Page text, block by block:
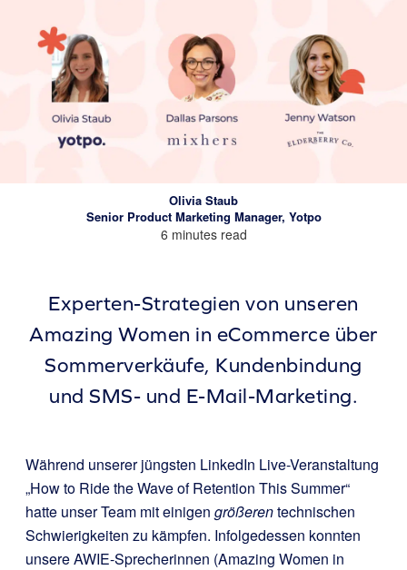
Olivia Staub
Senior Product Marketing Manager, Yotpo
6 minutes read
Experten-Strategien von unseren
Amazing Women in eCommerce über
Sommerverkäufe, Kundenbindung
und SMS- und E-Mail-Marketing.
Während unserer jüngsten LinkedIn Live-Veranstaltung
„How to Ride the Wave of Retention This Summer“
hatte unser Team mit einigen größerentechnischen
Schwierigkeiten zu kämpfen. Infolgedessen konnten
unsere AWIE-Sprecherinnen (Amazing Women in